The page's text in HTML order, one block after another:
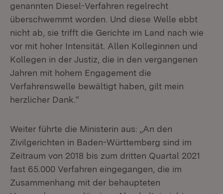
genannten Diesel-Verfahren regelrecht
überschwemmt worden. Und diese Welle ebbt
nicht ab, sie trifft die Gerichte im Land nach wie
vor mit hoher Intensität. Allen Kolleginnen und
Kollegen in der Justiz, die in den vergangenen
Jahren mit hohem Engagement die
Verfahrenswelle bewältigt haben, gilt mein
herzlicher Dank.“
Weiter führte die Ministerin aus: „An den
Zivilgerichten in Baden-Württemberg sind im
Zeitraum von 2018 bis zum dritten Quartal 2021
fast 65.000 Verfahren eingegangen, die im
Zusammenhang mit der behaupteten